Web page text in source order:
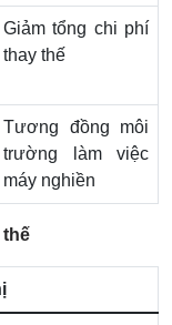
Giảm tổng chi phí
thay thế
Tương đồng môi
trường làm việc
máy nghiền